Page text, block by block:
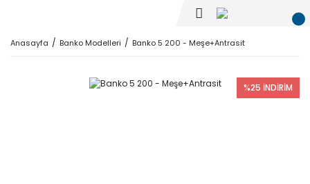
Anasayfa Banko Modelleri Banko 5 200 - Meşe+Antrasit
%25 İNDİRİM